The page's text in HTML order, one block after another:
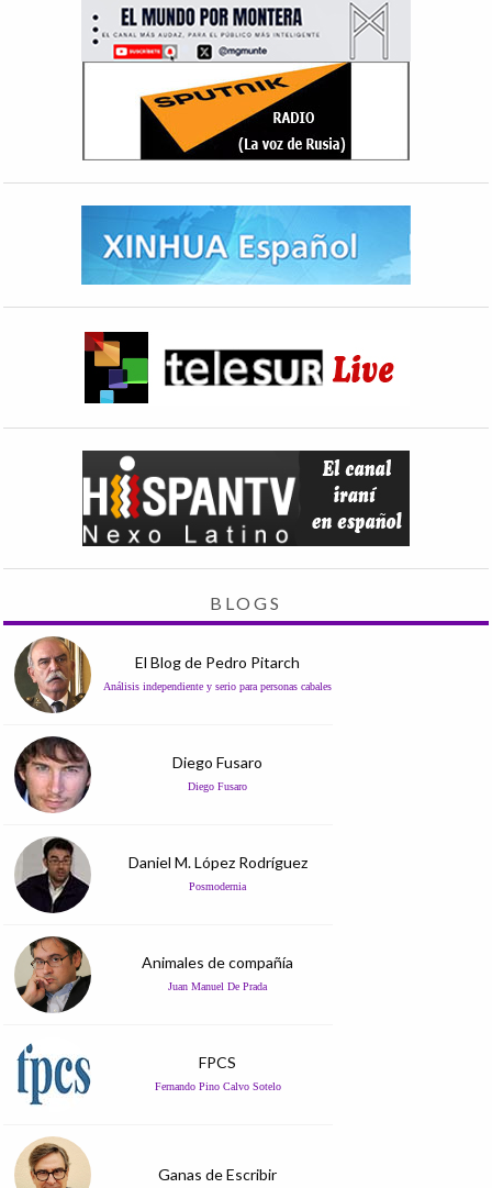
BLOGS
El Blog de Pedro Pitarch
Análisis independiente y serio para personas cabales
Diego Fusaro
Diego Fusaro
Daniel M. López Rodríguez
Posmodernia
Animales de compañía
Juan Manuel De Prada
FPCS
Fernando Pino Calvo Sotelo
Ganas de Escribir